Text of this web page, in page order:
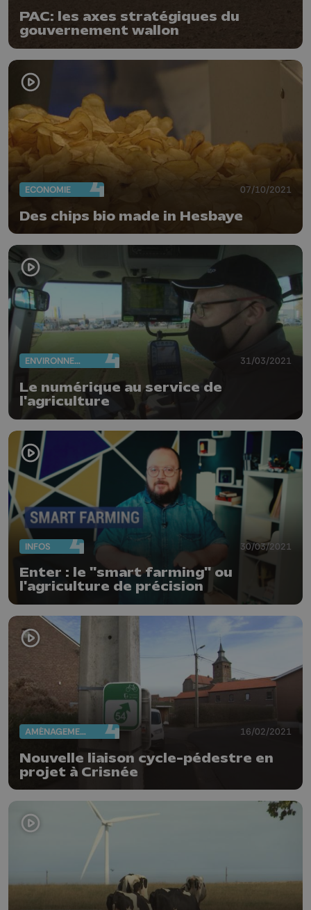
PAC: les axes stratégiques du
gouvernement wallon
ECONOMIE 07/10/2021
Des chips bio made in Hesbaye
ENVIRONNEMENT 31/03/2021
Le numérique au service de
l'agriculture
INFOS 30/03/2021
Enter : le "smart farming" ou
l'agriculture de précision
AMÉNAGEMENT DU TERRITOIRE 16/02/2021
Nouvelle liaison cycle-pédestre en
projet à Crisnée